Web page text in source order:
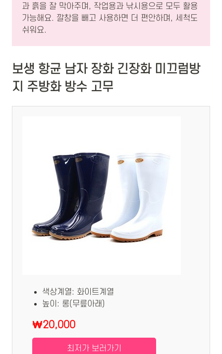
과 흙을 잘 막아주며, 작업용과 낚시용으로 모두 활용
가능해요. 깔창을 빼고 사용하면 더 편안하며, 세척도
쉬워요.
보생 항균 남자 장화 긴장화 미끄럼방
지 주방화 방수 고무
색상계열: 화이트계열
높이: 롱(무릎아래)
₩20,000
최저가 보러가기